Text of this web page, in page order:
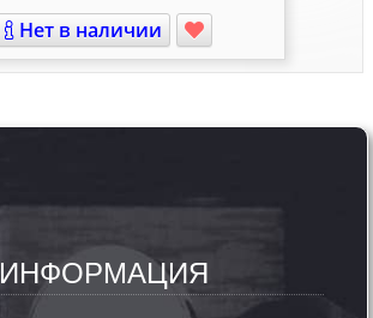
Нет в наличии
ИНФОРМАЦИЯ